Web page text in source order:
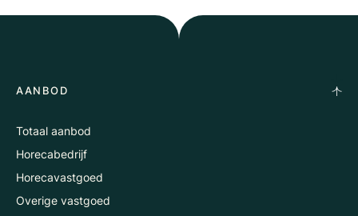
AANBOD
Totaal aanbod
Horecabedrijf
Horecavastgoed
Overige vastgoed